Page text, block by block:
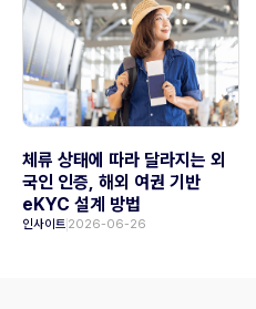
체류 상태에 따라 달라지는 외
국인 인증, 해외 여권 기반
eKYC 설계 방법
인사이트 2026-06-26